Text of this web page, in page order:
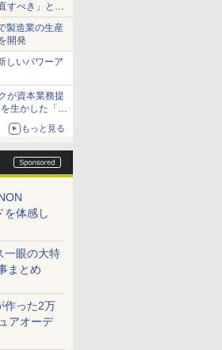
すべき」とセ
製造業の生産
開発
しいパワーア
が資本業務提
生かした「AI
もっと見る
を体感し
一眼の大特
まとめ
作った2万
アオーデ